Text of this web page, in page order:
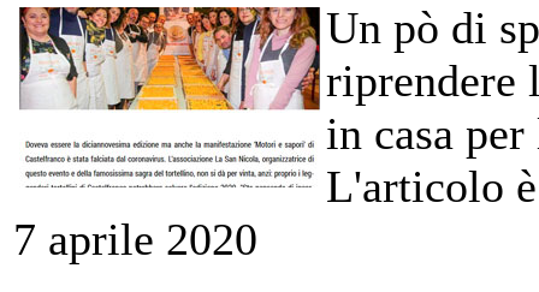
Un pò di
riprendere
in casa
L'articolo
7 aprile 2020